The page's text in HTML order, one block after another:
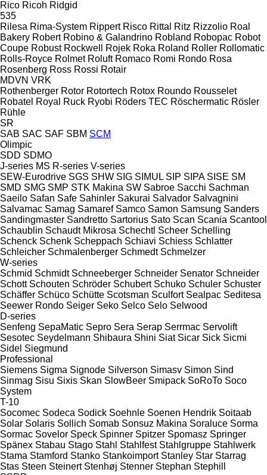
Rico Ricoh Ridgid
535
Rilesa Rima-System Rippert Risco Rittal Ritz Rizzolio Roal
Bakery Robert Robino & Galandrino Robland Robopac Robot
Coupe Robust Rockwell Rojek Roka Roland Roller Rollomatic
Rolls-Royce Rolmet Roluft Romaco Romi Rondo Rosa
Rosenberg Ross Rossi Rotair
MDVN VRK
Rothenberger Rotor Rotortech Rotox Roundo Rousselet
Robatel Royal Ruck Ryobi Röders TEC Röschermatic Rösler
Rühle
SR
SAB SAC SAF SBM SCM
Olimpic
SDD SDMO
J-series MS R-series V-series
SEW-Eurodrive SGS SHW SIG SIMUL SIP SIPA SISE SM
SMD SMG SMP STK Makina SW Sabroe Sacchi Sachman
Saeilo Safan Safe Sahinler Sakurai Salvador Salvagnini
Salvamac Samag Samaref Samco Samon Samsung Sanders
Sandingmaster Sandretto Sartorius Sato Scan Scania Scantool
Schaublin Schaudt Mikrosa Schechtl Scheer Schelling
Schenck Schenk Scheppach Schiavi Schiess Schlatter
Schleicher Schmalenberger Schmedt Schmelzer
W-series
Schmid Schmidt Schneeberger Schneider Senator Schneider
Schott Schouten Schröder Schubert Schuko Schuler Schuster
Schäffer Schüco Schütte Scotsman Sculfort Sealpac Seditesa
Seewer Rondo Seiger Seko Selco Selo Selwood
D-series
Senfeng SepaMatic Sepro Sera Serap Serrmac Servolift
Sesotec Seydelmann Shibaura Shini Siat Sicar Sick Sicmi
Sidel Siegmund
Professional
Siemens Sigma Signode Silverson Simasv Simon Sind
Sinmag Sisu Sixis Skan SlowBeer Smipack SoRoTo Soco
System
T-10
Socomec Sodeca Sodick Soehnle Soenen Hendrik Soitaab
Solar Solaris Sollich Somab Sonsuz Makina Soraluce Sorma
Sormac Sovelor Speck Spinner Spitzer Spomasz Springer
Spänex Stabau Stago Stahl Stahlfest Stahlgruppe Stahlwerk
Stama Stamford Stanko Stankoimport Stanley Star Starrag
Stas Steen Steinert Stenhøj Stenner Stephan Stephill